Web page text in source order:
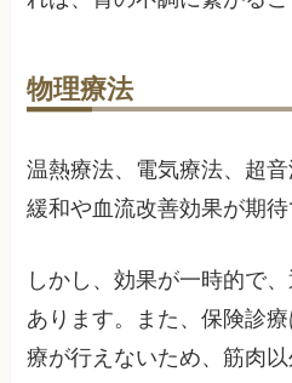
物理療法
温熱療法、電気療法、超
緩和や血流改善効果が期待
しかし、効果が一時的で
あります。また、保険診
療が行えないため、筋肉